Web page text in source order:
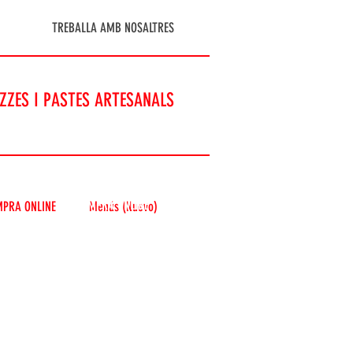
TREBALLA AMB NOSALTRES
I PASTES ARTESANALS
ONLINE Menús (Nuevo)
COMPRA ONLINE